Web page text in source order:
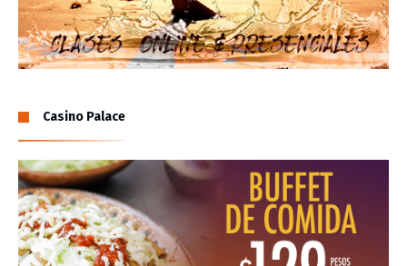
Casino Palace